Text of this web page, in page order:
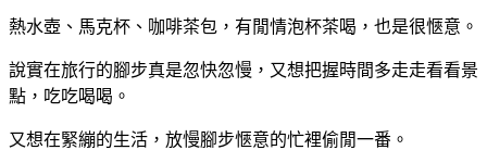
熱水壺、馬克杯、咖啡茶包，有閒情泡杯茶喝，也是很愜意。
說實在旅行的腳步真是忽快忽慢，又想把握時間多走走看看景
點，吃吃喝喝。
又想在緊繃的生活，放慢腳步愜意的忙裡偷閒一番。